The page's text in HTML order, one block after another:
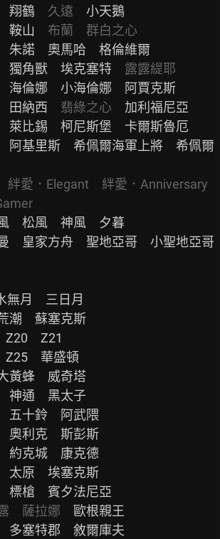
翔鶴 久遠 小天鵝
鞍山 布蘭　群白之心
朱諾　奧馬哈　格倫維爾
獨角獸　埃克塞特 露露緹耶
海倫娜　小海倫娜　阿賈克斯
田納西 翡綠之心 加利福尼亞
萊比錫　柯尼斯堡　卡爾斯魯厄
阿基里斯　希佩爾海軍上將　希佩爾
絆愛．Elegant　絆愛．Anniversary
　松風　神風　夕暮
　皇家方舟　聖地亞哥　小聖地亞哥
無月　三日月
潮　蘇塞克斯
Z20　Z21
Z25　華盛頓
黃蜂　威奇塔
神通　黑太子
五十鈴　阿武隈
奧利克　斯彭斯
約克城　康克德
太原　埃塞克斯
標槍　賓夕法尼亞
　薩拉娜 歐根親王
多塞特郡　敘爾庫夫